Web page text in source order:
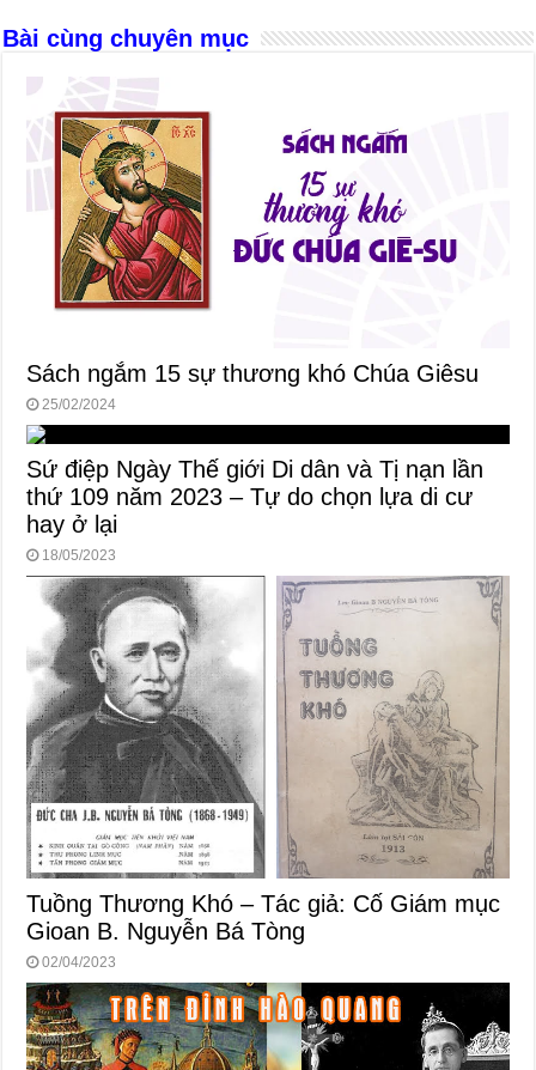
k
Bài cùng chuyên mục
Sách ngắm 15 sự thương khó Chúa Giêsu
25/02/2024
Sứ điệp Ngày Thế giới Di dân và Tị nạn lần
thứ 109 năm 2023 – Tự do chọn lựa di cư
hay ở lại
18/05/2023
Tuồng Thương Khó – Tác giả: Cố Giám mục
Gioan B. Nguyễn Bá Tòng
02/04/2023